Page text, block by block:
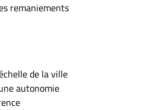
remaniements
de la ville
autonomie